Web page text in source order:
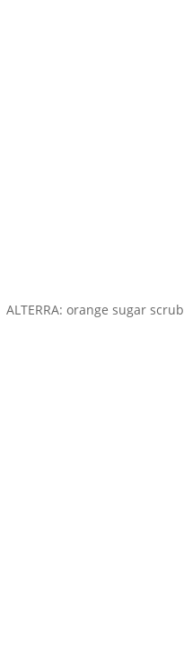
ALTERRA: orange sugar scrub